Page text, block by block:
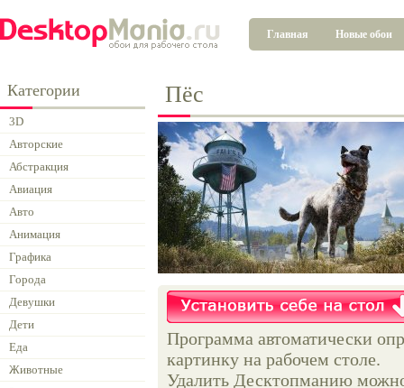
Главная Новые обои
Категории
3D
Авторские
Абстракция
Авиация
Авто
Анимация
Графика
Города
Девушки
Дети
Еда
Животные
Пёс
Программа автоматически
картинку на рабочем столе.
Удалить Десктопманию